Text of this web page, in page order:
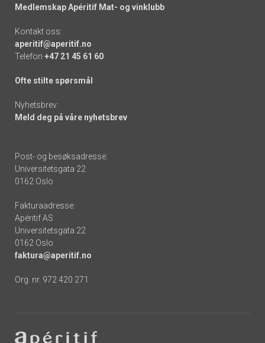
Medlemskap Apéritif Mat- og vinklubb
Kontakt oss:
aperitif@aperitif.no
Telefon +47 21 45 61 60
Ofte stilte spørsmål
Nyhetsbrev:
Meld deg på våre nyhetsbrev
Post- og besøksadresse:
Universitetsgata 22
0162 Oslo
Fakturaadresse:
Apéritif AS
Universitetsgata 22
0162 Oslo
faktura@aperitif.no
Org. nr. 972 420 271